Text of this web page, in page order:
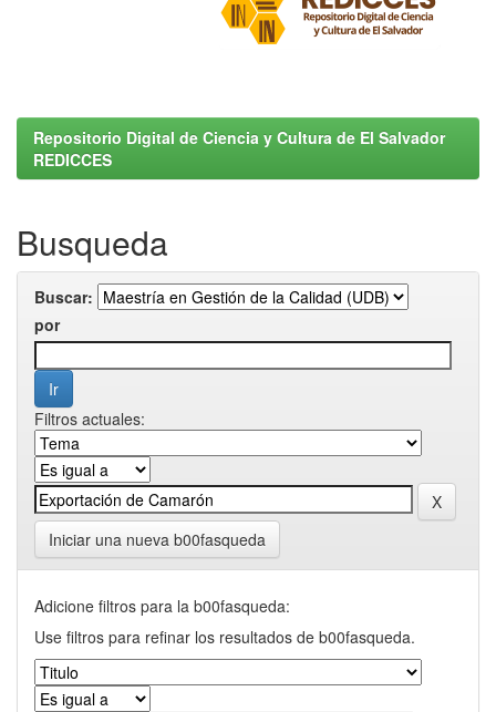
Repositorio Digital de Ciencia y Cultura de El Salvador
REDICCES
Busqueda
Buscar:
por
Filtros actuales:
Iniciar una nueva b00fasqueda
Adicione filtros para la b00fasqueda:
Use filtros para refinar los resultados de b00fasqueda.